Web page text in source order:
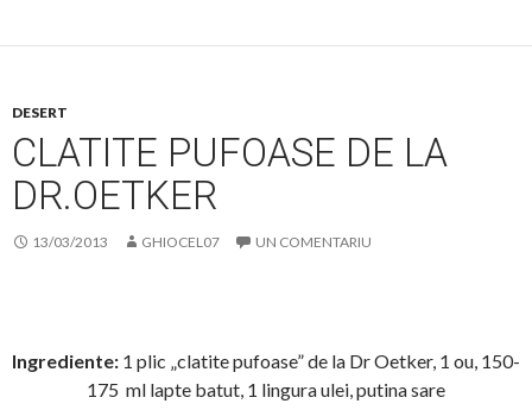
DESERT
CLATITE PUFOASE DE LA
DR.OETKER
13/03/2013 GHIOCEL07 UN COMENTARIU
Ingrediente: 1 plic „clatite pufoase” de la Dr Oetker, 1 ou, 150-
175 ml lapte batut, 1 lingura ulei, putina sare